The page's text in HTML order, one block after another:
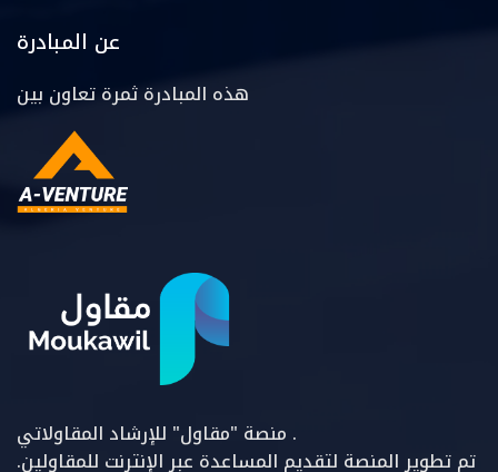
عن المبادرة
هذه المبادرة ثمرة تعاون بين
منصة "مقاول" للإرشاد المقاولاتي .
تم تطوير المنصة لتقديم المساعدة عبر الإنترنت للمقاولين.